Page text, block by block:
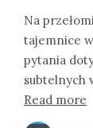
Na
tajemnice
pytania
subtelnych
Read more